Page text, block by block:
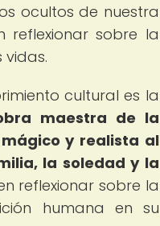
ocultos de nuestra
reflexionar sobre la
cultural es la
maestra de la
y realista al
la soledad y la
reflexionar sobre la
humana en su